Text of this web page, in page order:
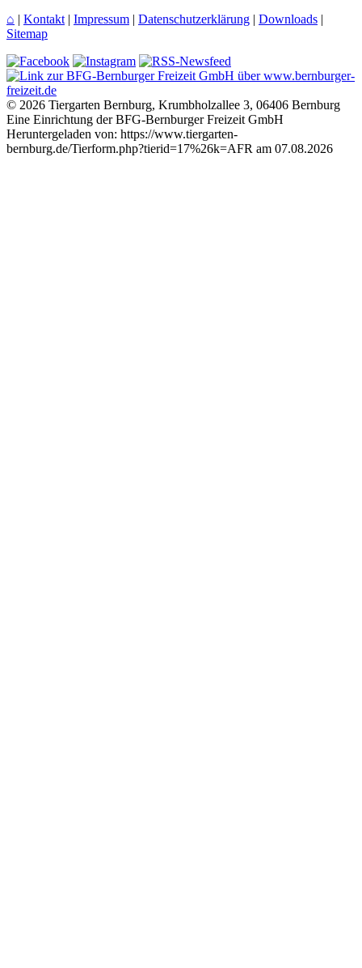
⌂ | Kontakt | Impressum | Datenschutzerklärung | Downloads |
Sitemap
© 2026 Tiergarten Bernburg, Krumbholzallee 3, 06406 Bernburg
Eine Einrichtung der BFG-Bernburger Freizeit GmbH
Heruntergeladen von: https://www.tiergarten-
bernburg.de/Tierform.php?tierid=17%26k=AFR am 07.08.2026